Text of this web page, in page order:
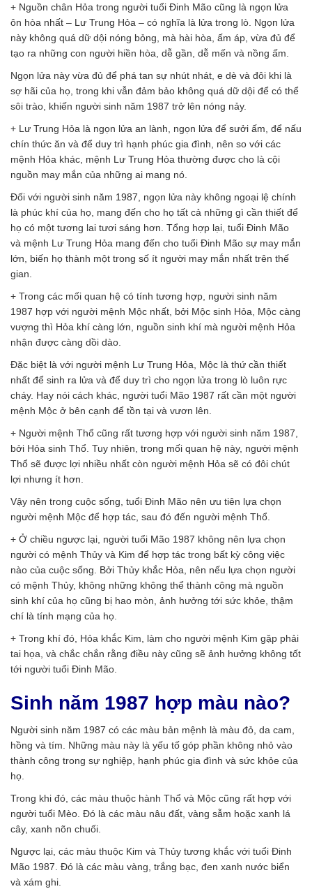
+ Nguồn chân Hỏa trong người tuổi Đinh Mão cũng là ngọn lửa
ôn hòa nhất – Lư Trung Hỏa – có nghĩa là lửa trong lò. Ngọn lửa
này không quá dữ dội nóng bỏng, mà hài hòa, ấm áp, vừa đủ để
tạo ra những con người hiền hòa, dễ gần, dễ mến và nồng ấm.
Ngọn lửa này vừa đủ để phá tan sự nhút nhát, e dè và đôi khi là
sợ hãi của họ, trong khi vẫn đảm bảo không quá dữ dội để có thể
sôi trào, khiến người sinh năm 1987 trở lên nóng nảy.
+ Lư Trung Hỏa là ngọn lửa an lành, ngọn lửa để sưởi ấm, để nấu
chín thức ăn và để duy trì hạnh phúc gia đình, nên so với các
mệnh Hỏa khác, mệnh Lư Trung Hỏa thường được cho là cội
nguồn may mắn của những ai mang nó.
Đối với người sinh năm 1987, ngọn lửa này không ngoại lệ chính
là phúc khí của họ, mang đến cho họ tất cả những gì cần thiết để
họ có một tương lai tươi sáng hơn. Tổng hợp lại, tuổi Đinh Mão
và mệnh Lư Trung Hỏa mang đến cho tuổi Đinh Mão sự may mắn
lớn, biến họ thành một trong số ít người may mắn nhất trên thế
gian.
+ Trong các mối quan hệ có tính tương hợp, người sinh năm
1987 hợp với người mệnh Mộc nhất, bởi Mộc sinh Hỏa, Mộc càng
vượng thì Hỏa khí càng lớn, nguồn sinh khí mà người mệnh Hỏa
nhận được càng dồi dào.
Đặc biệt là với người mệnh Lư Trung Hỏa, Mộc là thứ cần thiết
nhất để sinh ra lửa và để duy trì cho ngọn lửa trong lò luôn rực
cháy. Hay nói cách khác, người tuổi Mão 1987 rất cần một người
mệnh Mộc ở bên cạnh để tồn tại và vươn lên.
+ Người mệnh Thổ cũng rất tương hợp với người sinh năm 1987,
bởi Hỏa sinh Thổ. Tuy nhiên, trong mối quan hệ này, người mệnh
Thổ sẽ được lợi nhiều nhất còn người mệnh Hỏa sẽ có đôi chút
lợi nhưng ít hơn.
Vậy nên trong cuộc sống, tuổi Đinh Mão nên ưu tiên lựa chọn
người mệnh Mộc để hợp tác, sau đó đến người mệnh Thổ.
+ Ở chiều ngược lại, người tuổi Mão 1987 không nên lựa chọn
người có mệnh Thủy và Kim để hợp tác trong bất kỳ công việc
nào của cuộc sống. Bởi Thủy khắc Hỏa, nên nếu lựa chọn người
có mệnh Thủy, không những không thể thành công mà nguồn
sinh khí của họ cũng bị hao mòn, ảnh hưởng tới sức khỏe, thậm
chí là tính mạng của họ.
+ Trong khí đó, Hỏa khắc Kim, làm cho người mệnh Kim gặp phải
tai họa, và chắc chắn rằng điều này cũng sẽ ảnh hưởng không tốt
tới người tuổi Đinh Mão.
Sinh năm 1987 hợp màu nào?
Người sinh năm 1987 có các màu bản mệnh là màu đỏ, da cam,
hồng và tím. Những màu này là yếu tố góp phần không nhỏ vào
thành công trong sự nghiệp, hạnh phúc gia đình và sức khỏe của
họ.
Trong khi đó, các màu thuộc hành Thổ và Mộc cũng rất hợp với
người tuổi Mèo. Đó là các màu nâu đất, vàng sẫm hoặc xanh lá
cây, xanh nõn chuối.
Ngược lại, các màu thuộc Kim và Thủy tương khắc với tuổi Đinh
Mão 1987. Đó là các màu vàng, trắng bạc, đen xanh nước biển
và xám ghi.